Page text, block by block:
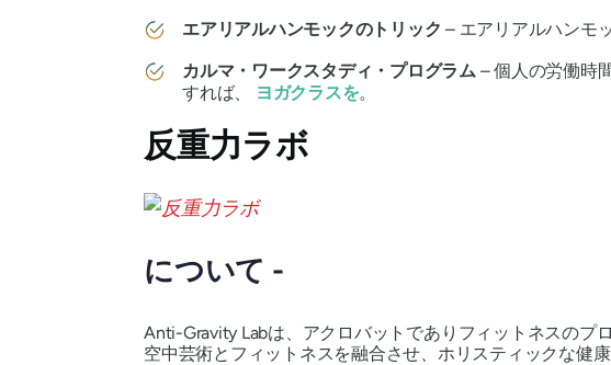
エアリアルハンモックのトリック – エアリアルハンモ
カルマ・ワークスタディ・プログラム – 個人の労働時
すれば、
ヨガクラスを。
反重力ラボ
について -
Anti-Gravity Labは、アクロバットでありフィットネスのプ
空中芸術とフィットネスを融合させ、ホリスティックな健